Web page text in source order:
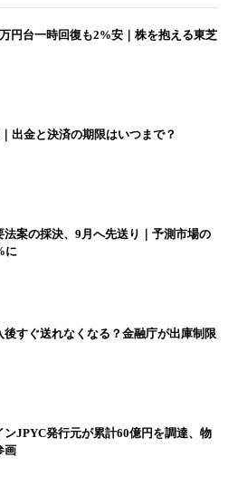
円台一時回復も2%安｜株を抱える東芝
出金と決済の期限はいつまで？
法案の採決、9月へ先送り｜予測市場の
に
後すぐ送れなくなる？金融庁が出庫制限
ンJPYC発行元が累計60億円を調達、物
画